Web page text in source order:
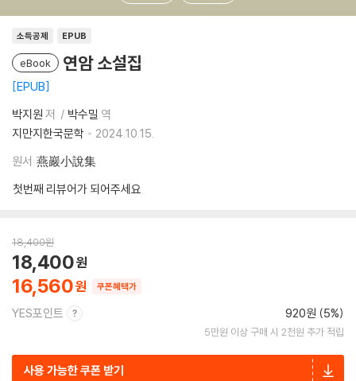
소득공제 EPUB
eBook 연암 소설집
EPUB
박지원 저 박수밀 역
지만지한국문학
2024.10.15.
원서 燕巖小說集
첫번째 리뷰어가 되어주세요
18,400원
16,560
18,400
쿠폰혜택가
YES포인트 920원 (5%)
5만원 이상 구매 시 2천원 추가 적립
사용 가능한 쿠폰 받기